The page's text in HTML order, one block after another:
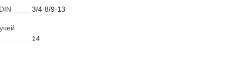
3/4-8/9-13
14